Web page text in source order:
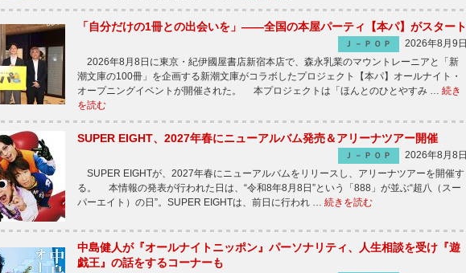
「自分だけの1冊との出会いを」――全国の本屋パーティ【本パ】がスタート
Ｊ－ＰＯＰ
2026年8月9日
2026年8月8日に東京・紀伊國屋書店新宿本店で、森永乳業のマウントレーニアと「新
潮文庫の100冊」を企画する新潮文庫がコラボしたプロジェクト【本パ】オールナイト・
オープニングイベントが開催された。 本プロジェクトは「ほんとのひとやすみ … 続き
を読む
SUPER EIGHT、2027年春にニューアルバム発売＆アリーナツアー開催
Ｊ－ＰＯＰ
2026年8月8日
SUPER EIGHTが、2027年春にニューアルバムをリリースし、アリーナツアーを開催す
る。 本情報の発表が行われた日は、“令和8年8月8日”という「888」が並ぶ“超八（スー
パーエイト）の日”。SUPER EIGHTは、前日に行われ … 続きを読む
中島健人が『オールナイトニッポン』パーソナリティ、人生相談を受け『遊
戯王』の話をするコーナーも